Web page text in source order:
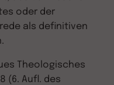
oder der
als definitiven
Theologisches
(6. Aufl. des